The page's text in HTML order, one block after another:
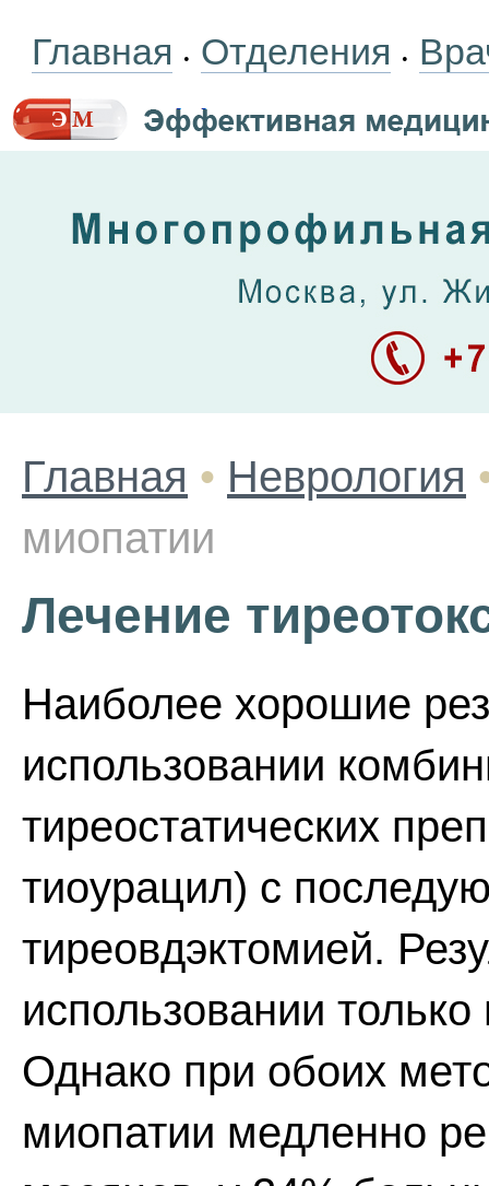
Главная • Отделения •
Главная • Неврология
миопатии
Лечение
Наиболее хорошие
использовании
тиреостатических
тиоурацил) с
тиреовдэктомией.
использовании
Однако при обоих
миопатии медленно